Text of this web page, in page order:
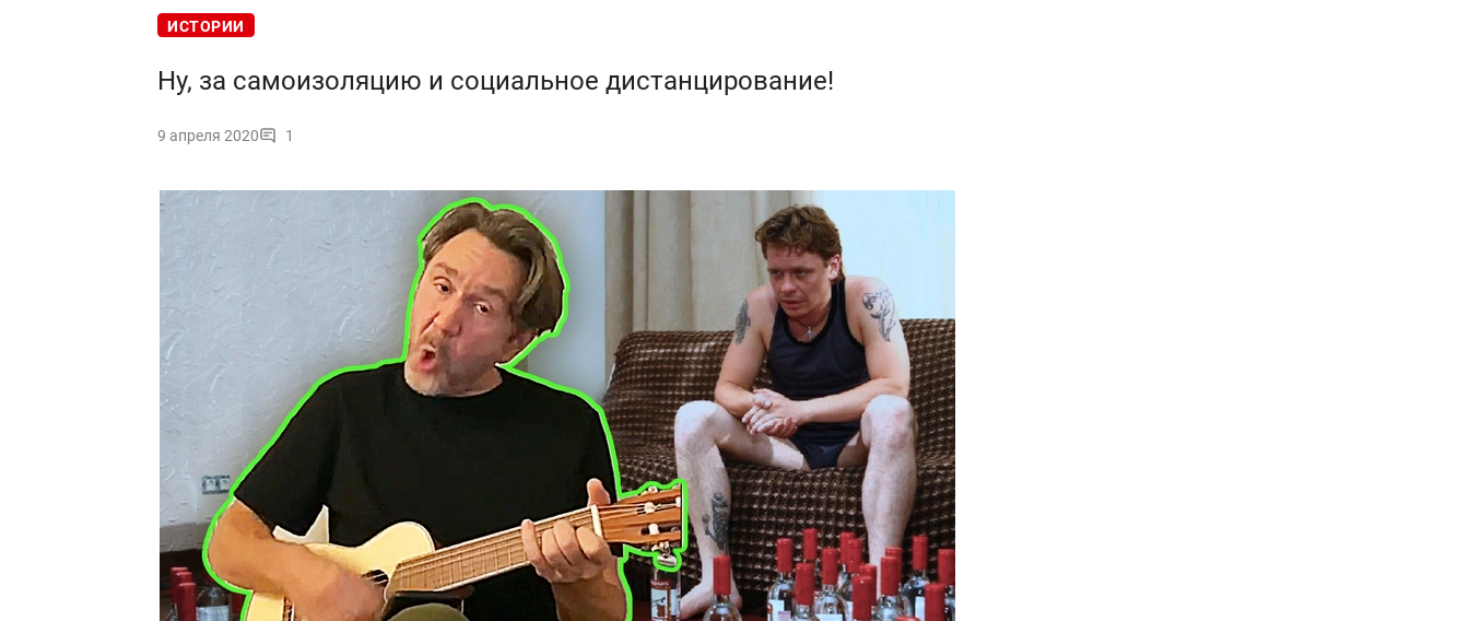
ИСТОРИИ
Ну, за самоизоляцию и социальное дистанцирование!
9 апреля 2020 1